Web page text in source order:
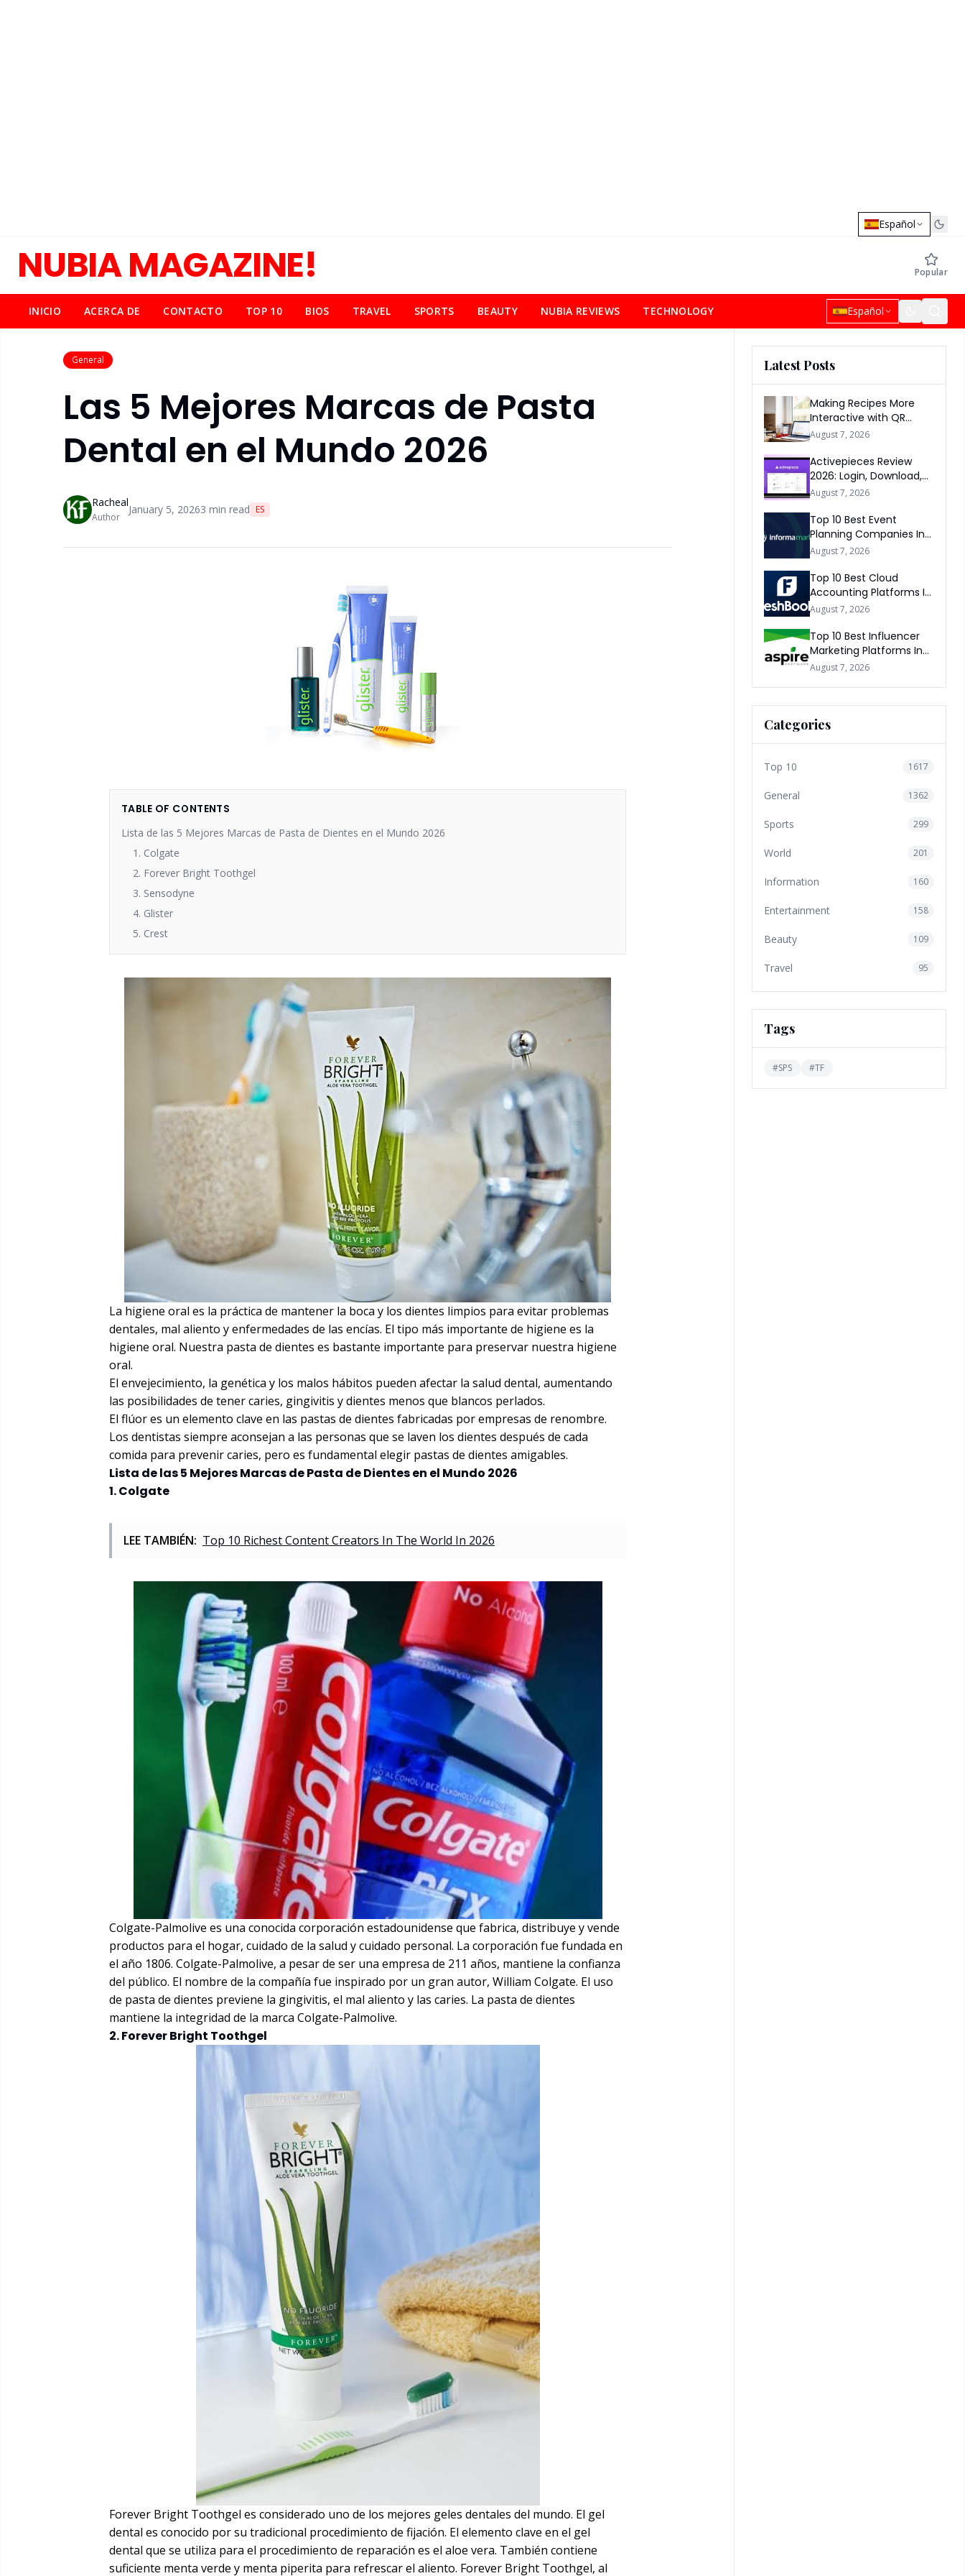
Español
NUBIA MAGAZINE! Popular
INICIO ACERCA DE CONTACTO TOP 10 BIOS TRAVEL SPORTS BEAUTY NUBIA REVIEWS TECHNOLOGY Español
General
Las 5 Mejores Marcas de Pasta
Dental en el Mundo 2026
Racheal
Author
January 5, 20263 min read ES
TABLE OF CONTENTS
Lista de las 5 Mejores Marcas de Pasta de Dientes en el Mundo 2026
1. Colgate
2. Forever Bright Toothgel
3. Sensodyne
4. Glister
5. Crest
La higiene oral es la práctica de mantener la boca y los dientes limpios para evitar problemas
dentales, mal aliento y enfermedades de las encías. El tipo más importante de higiene es la
higiene oral. Nuestra pasta de dientes es bastante importante para preservar nuestra higiene
oral.
El envejecimiento, la genética y los malos hábitos pueden afectar la salud dental, aumentando
las posibilidades de tener caries, gingivitis y dientes menos que blancos perlados.
El flúor es un elemento clave en las pastas de dientes fabricadas por empresas de renombre.
Los dentistas siempre aconsejan a las personas que se laven los dientes después de cada
comida para prevenir caries, pero es fundamental elegir pastas de dientes amigables.
Lista de las 5 Mejores Marcas de Pasta de Dientes en el Mundo 2026
1. Colgate
LEE TAMBIÉN: Top 10 Richest Content Creators In The World In 2026
Colgate-Palmolive es una conocida corporación estadounidense que fabrica, distribuye y vende
productos para el hogar, cuidado de la salud y cuidado personal. La corporación fue fundada en
el año 1806. Colgate-Palmolive, a pesar de ser una empresa de 211 años, mantiene la confianza
del público. El nombre de la compañía fue inspirado por un gran autor, William Colgate. El uso
de pasta de dientes previene la gingivitis, el mal aliento y las caries. La pasta de dientes
mantiene la integridad de la marca Colgate-Palmolive.
2. Forever Bright Toothgel
Forever Bright Toothgel es considerado uno de los mejores geles dentales del mundo. El gel
dental es conocido por su tradicional procedimiento de fijación. El elemento clave en el gel
dental que se utiliza para el procedimiento de reparación es el aloe vera. También contiene
suficiente menta verde y menta piperita para refrescar el aliento. Forever Bright Toothgel, al
Latest Posts
Making Recipes More
Interactive with QR
Codes
August 7, 2026
Activepieces Review
2026: Login, Download,
AI, Pricing, Automation &
August 7, 2026
Top 10 Best Event
Planning Companies In
The World 2026
August 7, 2026
Top 10 Best Cloud
Accounting Platforms In
The World 2026
August 7, 2026
Top 10 Best Influencer
Marketing Platforms In
The World 2026
August 7, 2026
Categories
Top 10 1617
General 1362
Sports 299
World 201
Information 160
Entertainment 158
Beauty 109
Travel 95
Tags
#SPS #TF